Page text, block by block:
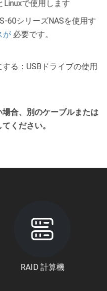
Linuxで使用します
60シリーズNASを使用す
が 必要です。
る：USBドライブの使用
合、別のケーブルまたは
ください。
RAID 計算機